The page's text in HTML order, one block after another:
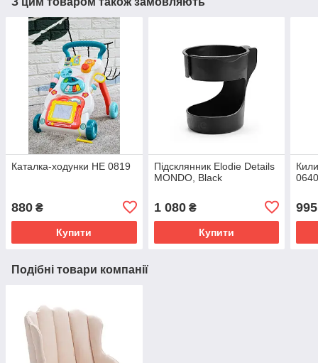
Каталка-ходунки HE 0819
880 ₴
Купити
Підсклянник Elodie Details
MONDO, Black
1 080₴
Купити
995
Подібні товари компанії